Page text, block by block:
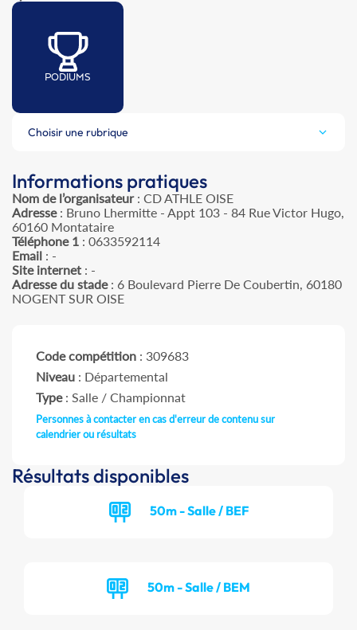
PODIUMS
Choisir une rubrique
Informations pratiques
Nom de l’organisateur: CD ATHLE OISE
Adresse: Bruno Lhermitte - Appt 103 - 84 Rue Victor Hugo,
60160 Montataire
Téléphone 1 : 0633592114
Email : -
Site internet : -
Adresse du stade: 6 Boulevard Pierre De Coubertin, 60180
NOGENT SUR OISE
Code compétition : 309683
Niveau : Départemental
Type: Salle / Championnat
Personnes à contacter en cas d'erreur de contenu sur
calendrier ou résultats
Résultats disponibles
50m - Salle / BEF
50m - Salle / BEM